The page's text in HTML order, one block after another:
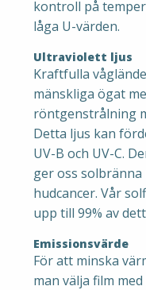
kontroll på
låga U-värden.
Ultraviolett ljus
Kraftfulla
mänskliga ögat
röntgenstrålning
Detta ljus kan
UV-B och UV-C.
ger oss solbränna
hudcancer. Vår
upp till 99% av
Emissionsvärde
För att minska
man välja film